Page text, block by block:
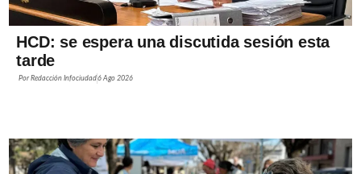
HCD: se espera una discutida sesión esta
tarde
PorRedacción Infociudad6 Ago 2026